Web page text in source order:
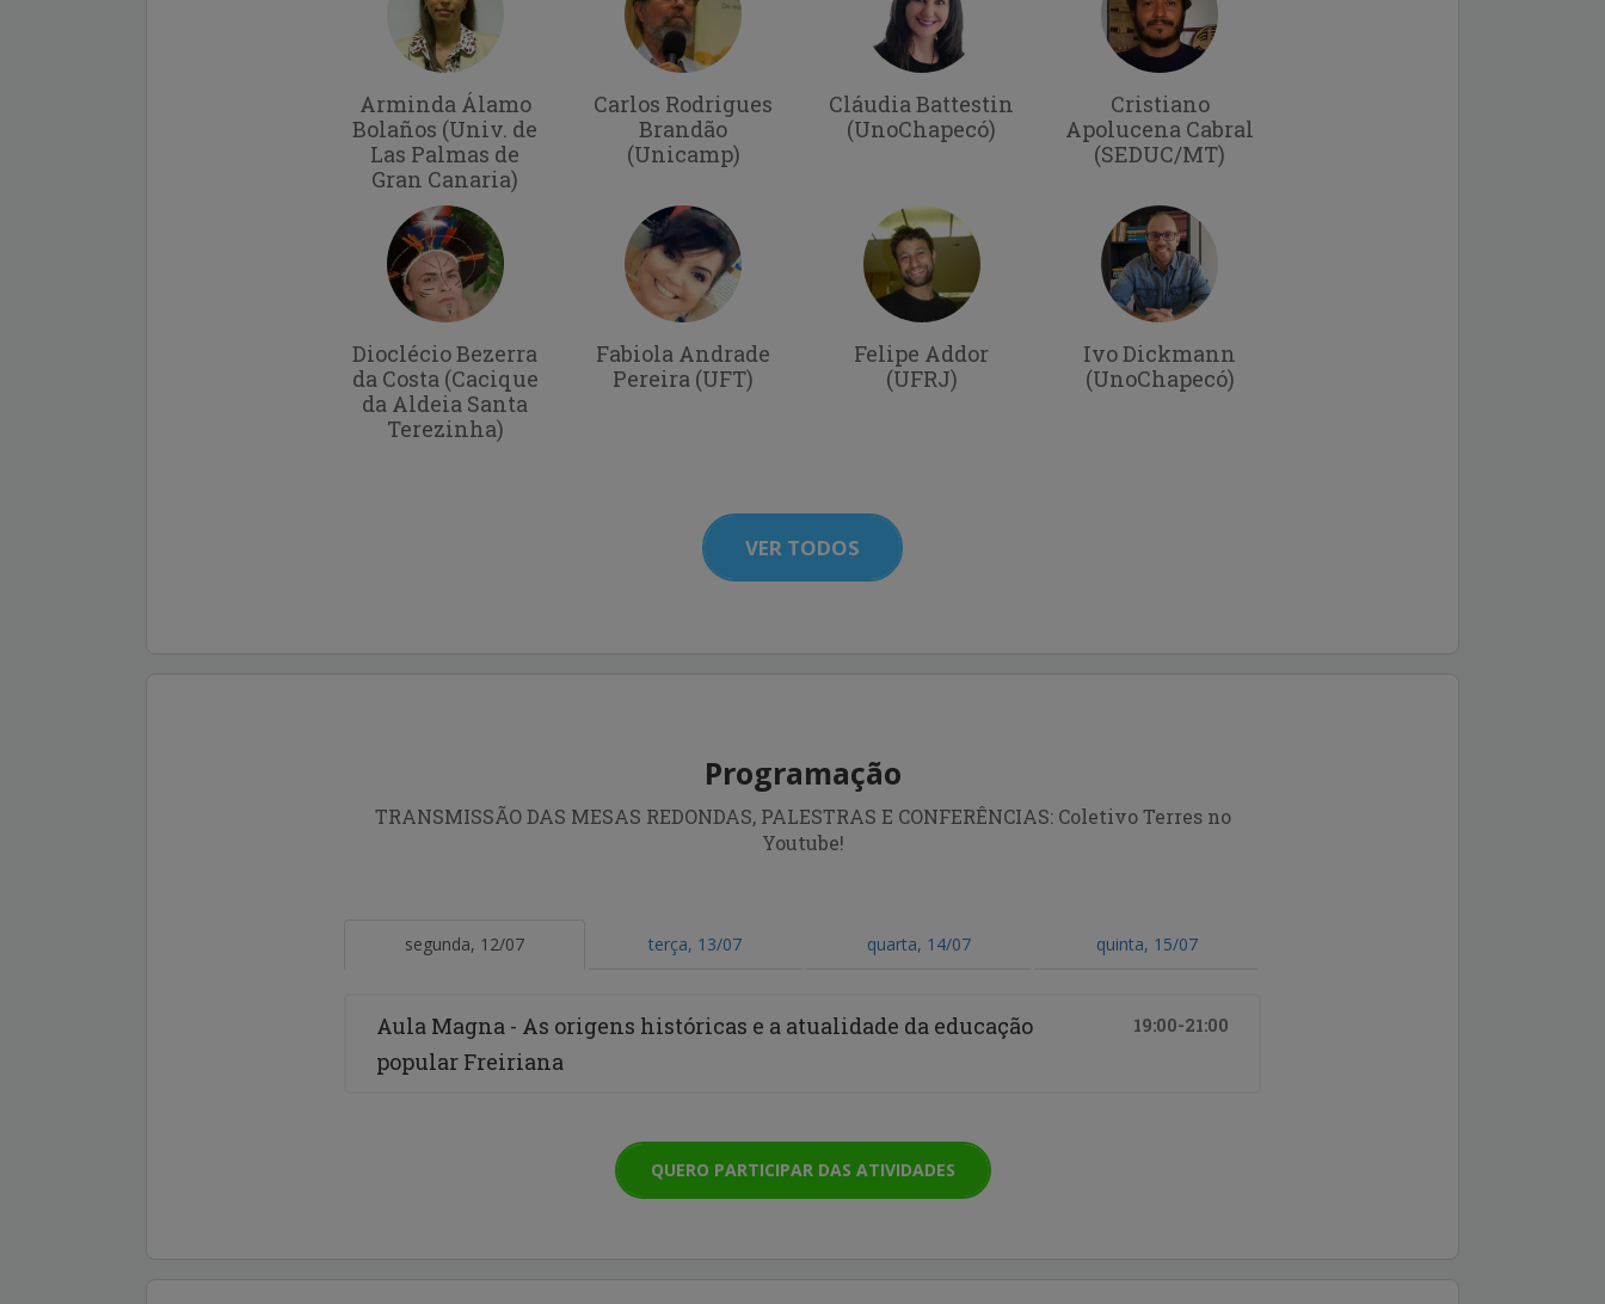
Arminda Álamo
Bolaños (Univ. de
Las Palmas de
Gran Canaria)
Carlos Rodrigues
Brandão
(Unicamp)
Cláudia Battestin
(UnoChapecó)
Cristiano
Apolucena Cabral
(SEDUC/MT)
Dioclécio Bezerra
da Costa (Cacique
da Aldeia Santa
Terezinha)
Fabiola Andrade
Pereira (UFT)
Felipe Addor
(UFRJ)
Ivo Dickmann
(UnoChapecó)
VER TODOS
Programação
TRANSMISSÃO DAS MESAS REDONDAS, PALESTRAS E CONFERÊNCIAS: Coletivo Terres no
Youtube!
segunda, 12/07 terça, 13/07 quarta, 14/07 quinta, 15/07
Aula Magna - As origens históricas e a atualidade da educação
popular Freiriana
19:00-21:00
QUERO PARTICIPAR DAS ATIVIDADES